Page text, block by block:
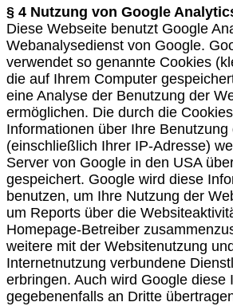
§ 4 Nutzung von Google
Diese Webseite benutzt Google
Webanalysedienst von Google.
verwendet so genannte Cookies
die auf Ihrem Computer
eine Analyse der Benutzung der
ermöglichen. Die durch die
Informationen über Ihre
(einschließlich Ihrer IP-Adresse)
Server von Google in den USA
gespeichert. Google wird diese
benutzen, um Ihre Nutzung der
um Reports über die
Homepage-Betreiber
weitere mit der Websitenutzung
Internetnutzung verbundene
erbringen. Auch wird Google diese
gegebenenfalls an Dritte